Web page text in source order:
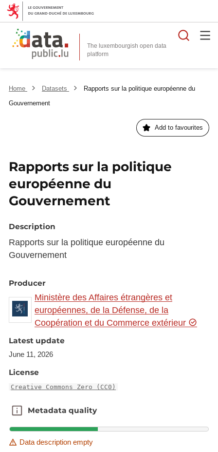
The luxembourgish open data
platform
Home Datasets
Rapports sur la politique européenne du
Gouvernement
Add to favourites
Rapports sur la politique
européenne du
Gouvernement
Description
Rapports sur la politique européenne du
Gouvernement
Producer
Ministère des Affaires étrangères et
européennes, de la Défense, de la
Coopération et du Commerce extérieur
Latest update
June 11, 2026
License
Creative Commons Zero (CC0)
Metadata quality
Metadata quality
Data description empty